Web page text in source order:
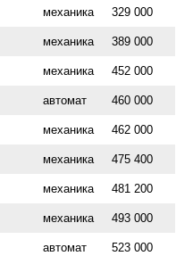
механика 329 000
механика 389 000
механика 452 000
автомат 460 000
механика 462 000
механика 475 400
механика 481 200
механика 493 000
автомат 523 000